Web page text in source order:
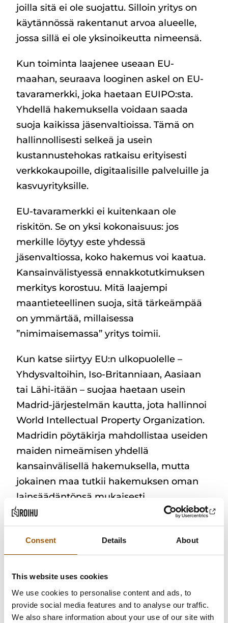
Consent Details About
This website uses cookies
We use cookies to personalise content and ads, to
provide social media features and to analyse our traffic.
We also share information about your use of our site with
joilla sitä ei ole suojattu. Silloin yritys on
käytännössä rakentanut arvoa alueelle,
jossa sillä ei ole yksinoikeutta nimeensä.
Kun toiminta laajenee useaan EU-
maahan, seuraava looginen askel on EU-
tavaramerkki, joka haetaan EUIPO:sta.
Yhdellä hakemuksella voidaan saada
suoja kaikissa jäsenvaltioissa. Tämä on
hallinnollisesti selkeä ja usein
kustannustehokas ratkaisu erityisesti
verkkokaupoille, digitaalisille palveluille ja
kasvuyrityksille.
EU-tavaramerkki ei kuitenkaan ole
riskitön. Se on yksi kokonaisuus: jos
merkille löytyy este yhdessä
jäsenvaltiossa, koko hakemus voi kaatua.
Kansainvälistyessä ennakkotutkimuksen
merkitys korostuu. Mitä laajempi
maantieteellinen suoja, sitä tärkeämpää
on ymmärtää, millaisessa
”nimimaisemassa” yritys toimii.
Kun katse siirtyy EU:n ulkopuolelle –
Yhdysvaltoihin, Iso-Britanniaan, Aasiaan
tai Lähi-itään – suojaa haetaan usein
Madrid-järjestelmän kautta, jota hallinnoi
World Intellectual Property Organization.
Madridin pöytäkirja mahdollistaa useiden
maiden nimeämisen yhdellä
kansainvälisellä hakemuksella, mutta
jokainen maa tutkii hakemuksen oman
lainsäädäntönsä mukaisesti.
digitaalisessa liiketoiminnassa.
Verkkokauppa on teknisesti globaali
Euroopassa ilman fyysistä läsnäoloa. Silti
tavaramerkkisuoja ei ole globaali, ellei sitä